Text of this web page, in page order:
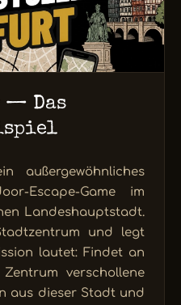
— Das
außergewöhnliches
Escape-Game im
Landeshauptstadt.
und legt
lautet: Findet an
verschollene
aus dieser Stadt und